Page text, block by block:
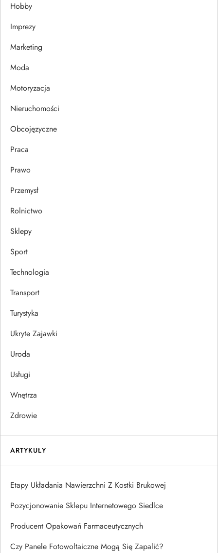
a
w
p
u
Hobby
Imprezy
Marketing
Moda
Motoryzacja
Nieruchomości
Obcojęzyczne
Praca
Prawo
Przemysł
Rolnictwo
Sklepy
Sport
Technologia
Transport
Turystyka
Ukryte Zajawki
Uroda
Usługi
Wnętrza
Zdrowie
ARTYKUŁY
Etapy Układania Nawierzchni Z Kostki Brukowej
Pozycjonowanie Sklepu Internetowego Siedlce
Producent Opakowań Farmaceutycznych
Czy Panele Fotowoltaiczne Mogą Się Zapalić?